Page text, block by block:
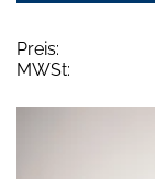
Preis:
MWSt: